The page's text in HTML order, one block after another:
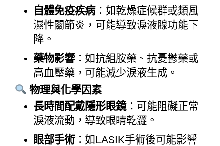
自體免疫疾病：如乾燥症候群或類風
濕性關節炎，可能導致淚液腺功能下
降。
藥物影響：如抗組胺藥、抗憂鬱藥或
高血壓藥，可能減少淚液生成。
物理與化學因素
長時間配戴隱形眼鏡：可能阻礙正常
淚液流動，導致眼睛乾澀。
眼部手術：如LASIK手術後可能影響